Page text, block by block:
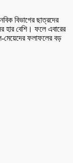
বিভাগের ছাত্রদের
হার বেশি। ফলে এবারের
মেয়েদের ফলাফলের বড়